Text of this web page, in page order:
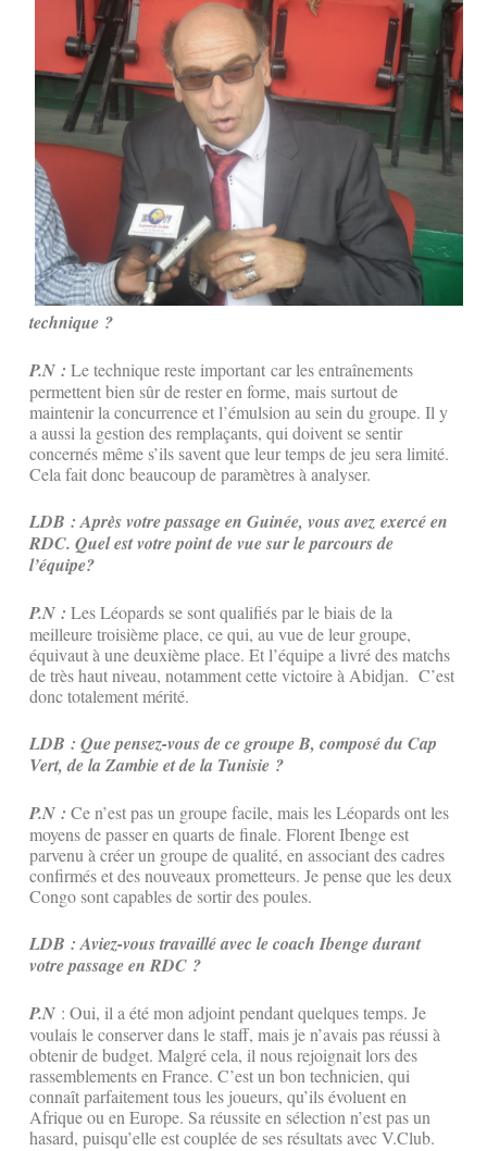
technique ?
P.N : Le technique reste important car les entraînements
permettent bien sûr de rester en forme, mais surtout de
maintenir la concurrence et l’émulsion au sein du groupe. Il y
a aussi la gestion des remplaçants, qui doivent se sentir
concernés même s’ils savent que leur temps de jeu sera limité.
Cela fait donc beaucoup de paramètres à analyser.
LDB : Après votre passage en Guinée, vous avez exercé en
RDC. Quel est votre point de vue sur le parcours de
l’équipe?
P.N : Les Léopards se sont qualifiés par le biais de la
meilleure troisième place, ce qui, au vue de leur groupe,
équivaut à une deuxième place. Et l’équipe a livré des matchs
de très haut niveau, notamment cette victoire à Abidjan. C’est
donc totalement mérité.
LDB : Que pensez-vous de ce groupe B, composé du Cap
Vert, de la Zambie et de la Tunisie ?
P.N : Ce n’est pas un groupe facile, mais les Léopards ont les
moyens de passer en quarts de finale. Florent Ibenge est
parvenu à créer un groupe de qualité, en associant des cadres
confirmés et des nouveaux prometteurs. Je pense que les deux
Congo sont capables de sortir des poules.
LDB : Aviez-vous travaillé avec le coach Ibenge durant
votre passage en RDC ?
P.N : Oui, il a été mon adjoint pendant quelques temps. Je
voulais le conserver dans le staff, mais je n’avais pas réussi à
obtenir de budget. Malgré cela, il nous rejoignait lors des
rassemblements en France. C’est un bon technicien, qui
connaît parfaitement tous les joueurs, qu’ils évoluent en
Afrique ou en Europe. Sa réussite en sélection n’est pas un
hasard, puisqu’elle est couplée de ses résultats avec V.Club.